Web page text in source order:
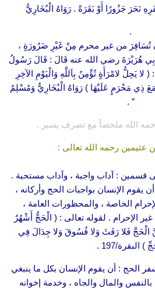
نَحَرَ جَزُورًا أَوْ بَقَرَةً . رَوَاهُ الْبُخَارِيُّ
.
تُسَافِرَ من غير محرم مِنْ غَيْرِ ضَرُورَةٍ ،
هُرَيْرَةَ رضي الله عنه قَالَ : قَالَ رَسُولُ
يَحِلُّ لامْرَأَةٍ تُؤْمِنُ بِاَللَّهِ وَالْيَوْمِ الآخِرِ
ذِي مَحْرَمٍ عَلَيْهَا ) رَوَاهُ الْبُخَارِيُّ وَمُسْلِمٌ
” .
الله ملخصاً مع تصرف يسير .
عثيمين رحمه الله تعالى :
قسمين : آداب واجبة ، وآداب مستحبة .
يقوم الإنسان بواجبات الحج وأركانه ،
الخاصة ، والمحظورات العامة ،
الإحرام . لقوله تعالى : ( الْحَجُّ أَشْهُرٌ
فَلا رَفَثَ وَلا فُسُوقَ وَلا جِدَالَ فِي
) البقرة/197 .
الحج : أن يقوم الإنسان بكل ما ينبغي
والمال والجاه ، وخدمة إخوانه